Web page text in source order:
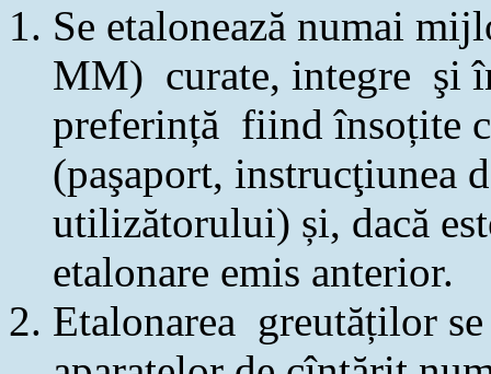
Se etalonează numai
MM) curate, integre şi
preferință fiind însoțite
(paşaport, instrucţiunea
utilizătorului) și, dacă
etalonare emis anterior.
Etalonarea greutăților